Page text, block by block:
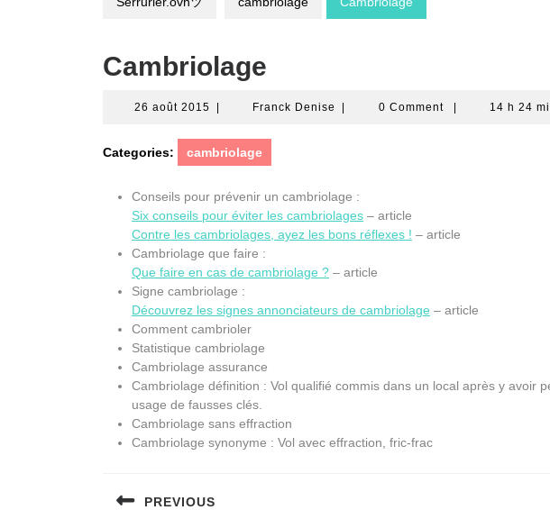
Cambriolage
26 août 2015 26
2015
Franck Denise Franck
0 Comment 14 h 24
Categories: cambriolage
Conseils pour prévenir un cambriolage :
Six conseils pour éviter les cambriolages – article
Contre les cambriolages, ayez les bons réflexes ! – article
Cambriolage que faire :
Que faire en cas de cambriolage ? – article
Signe cambriolage :
Découvrez les signes annonciateurs de cambriolage – article
Comment cambrioler
Statistique cambriolage
Cambriolage assurance
Cambriolage définition : Vol qualifié commis dans un local après y avoir
usage de fausses clés.
Cambriolage sans effraction
Cambriolage synonyme : Vol avec effraction, fric-frac
PREVIOUS